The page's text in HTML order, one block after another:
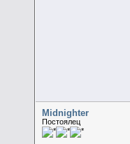
Midnighter
Постоялец